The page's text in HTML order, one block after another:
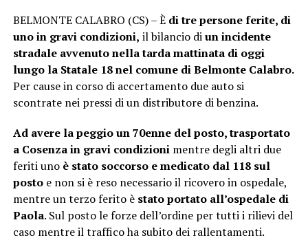
BELMONTE CALABRO (CS) – È di tre persone ferite, di
uno in gravi condizioni, il bilancio diun incidente
stradale avvenuto nella tarda mattinata di oggi
lungo la Statale 18 nel comune di Belmonte Calabro.
Per cause in corso di accertamento due auto si
scontrate nei pressi di un distributore di benzina.
Ad avere la peggio un 70enne del posto, trasportato
a Cosenza in gravi condizionimentre degli altri due
feriti uno è stato soccorso e medicato dal 118 sul
postoe non si è reso necessario il ricovero in ospedale,
mentre un terzo ferito èstato portato all’ospedale di
Paola. Sul posto le forze dell’ordine per tutti i rilievi del
caso mentre il traffico ha subito dei rallentamenti.